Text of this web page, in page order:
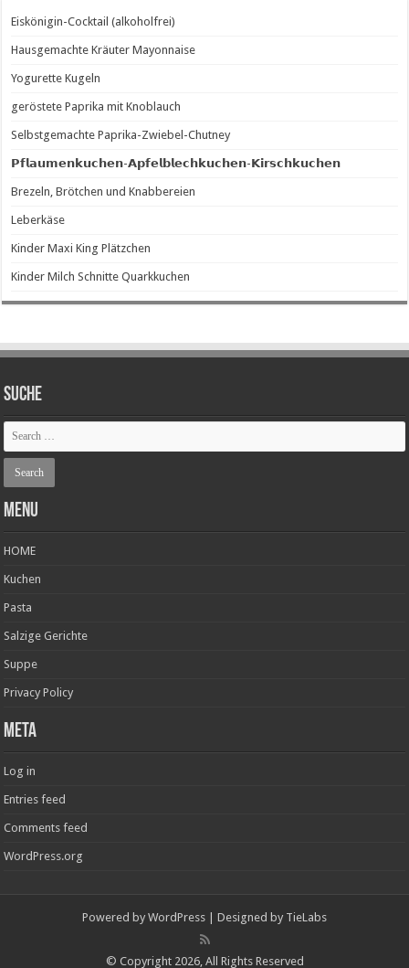
Eiskönigin-Cocktail (alkoholfrei)
Hausgemachte Kräuter Mayonnaise
Yogurette Kugeln
geröstete Paprika mit Knoblauch
Selbstgemachte Paprika-Zwiebel-Chutney
𝗣𝗳𝗹𝗮𝘂𝗺𝗲𝗻𝗸𝘂𝗰𝗵𝗲𝗻-𝗔𝗽𝗳𝗲𝗹𝗯𝗹𝗲𝗰𝗵𝗸𝘂𝗰𝗵𝗲𝗻-𝗞𝗶𝗿𝘀𝗰𝗵𝗸𝘂𝗰𝗵𝗲𝗻
Brezeln, Brötchen und Knabbereien
Leberkäse
Kinder Maxi King Plätzchen
Kinder Milch Schnitte Quarkkuchen
SUCHE
Menu
HOME
Kuchen
Pasta
Salzige Gerichte
Suppe
Privacy Policy
Meta
Log in
Entries feed
Comments feed
WordPress.org
Powered by WordPress | Designed by TieLabs
© Copyright 2026, All Rights Reserved